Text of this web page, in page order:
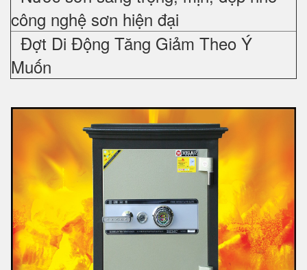
công nghệ sơn hiện đại
Đợt Di Động Tăng Giảm Theo Ý
Muốn